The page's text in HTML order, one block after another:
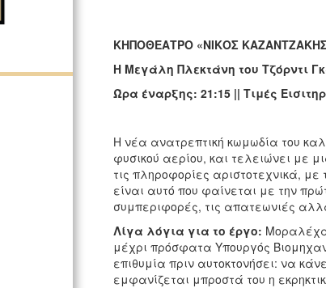
ΚΗΠΟΘΕΑΤΡΟ «ΝΙΚΟΣ
Η Μεγάλη Πλεκτάνη του Τζόρντι
Ώρα έναρξης: 21:15 || Τιμές
Η νέα ανατρεπτική κωμωδία του
φυσικού αερίου, και τελειώνει με
τις πληροφορίες αριστοτεχνικά,
είναι αυτό που φαίνεται με την
συμπεριφορές, τις απατεωνιές
Λίγα λόγια για το έργο:
μέχρι πρόσφατα Υπουργός
επιθυμία πριν αυτοκτονήσει: να
εμφανίζεται μπροστά του η